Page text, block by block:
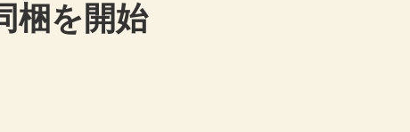
梱を開始